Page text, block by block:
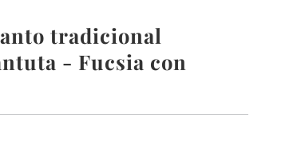
tradicional
- Fucsia con